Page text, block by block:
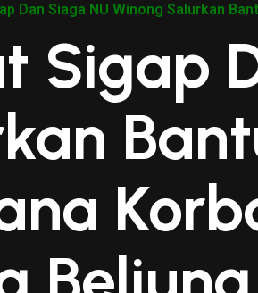
Dan Siaga NU Winong Salurkan
Sigap